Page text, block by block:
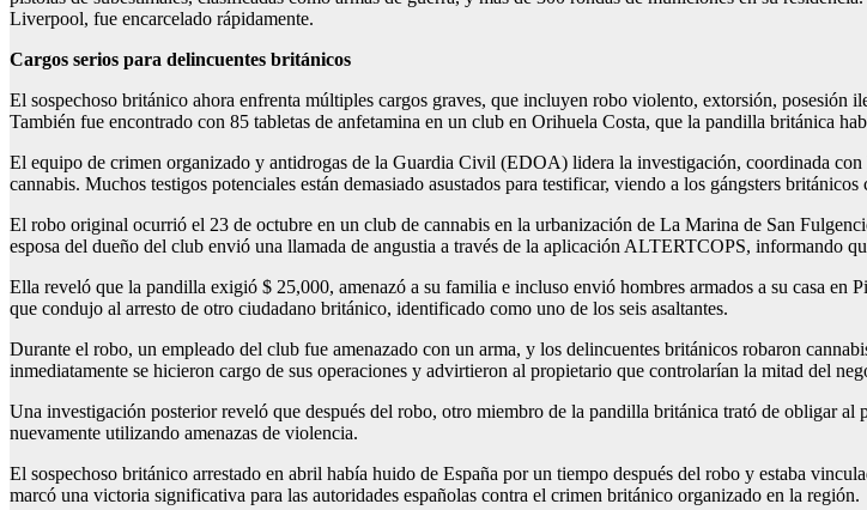
Liverpool, fue encarcelado rápidamente.
Cargos serios para delincuentes británicos
El sospechoso británico ahora enfrenta múltiples cargos graves, que incluyen robo violento, extorsión, posesión
También fue encontrado con 85 tabletas de anfetamina en un club en Orihuela Costa, que la pandilla británica
El equipo de crimen organizado y antidrogas de la Guardia Civil (EDOA) lidera la investigación, coordinada
cannabis. Muchos testigos potenciales están demasiado asustados para testificar, viendo a los gángsters
El robo original ocurrió el 23 de octubre en un club de cannabis en la urbanización de La Marina de San
esposa del dueño del club envió una llamada de angustia a través de la aplicación ALTERTCOPS, informando
Ella reveló que la pandilla exigió $ 25,000, amenazó a su familia e incluso envió hombres armados a su casa
que condujo al arresto de otro ciudadano británico, identificado como uno de los seis asaltantes.
Durante el robo, un empleado del club fue amenazado con un arma, y ​​los delincuentes británicos robaron
inmediatamente se hicieron cargo de sus operaciones y advirtieron al propietario que controlarían la mitad del
Una investigación posterior reveló que después del robo, otro miembro de la pandilla británica trató de obligar
nuevamente utilizando amenazas de violencia.
El sospechoso británico arrestado en abril había huido de España por un tiempo después del robo y estaba
marcó una victoria significativa para las autoridades españolas contra el crimen británico organizado en la región.